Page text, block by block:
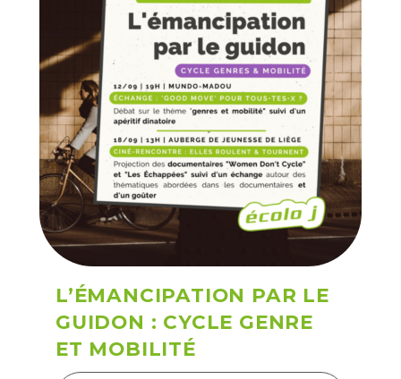
L’ÉMANCIPATION PAR LE
GUIDON : CYCLE GENRE
ET MOBILITÉ